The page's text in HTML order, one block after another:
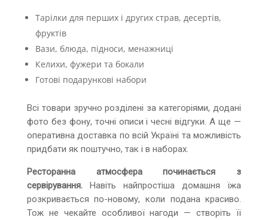
Тарілки для перших і других страв, десертів,
фруктів
Вази, блюда, підноси, менажниці
Келихи, фужери та бокали
Готові подарункові набори
Всі товари зручно розділені за категоріями, додані
фото без фону, точні описи і чесні відгуки. А ще —
оперативна доставка по всій Україні та можливість
придбати як поштучно, так і в наборах.
Ресторанна атмосфера починається з
сервірування.Навіть найпростіша домашня їжа
розкривається по-новому, коли подана красиво.
Тож не чекайте особливої нагоди — створіть її